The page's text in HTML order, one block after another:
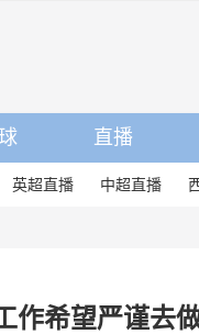
直播
英超直播 中超直播
作希望严谨去